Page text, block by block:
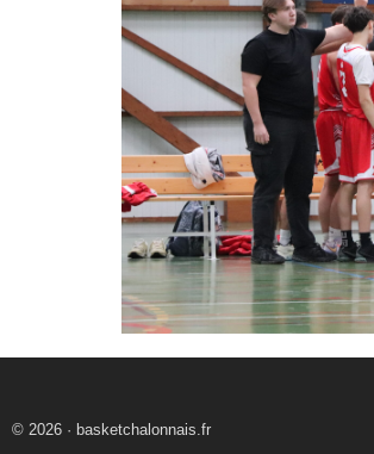
© 2026 · basketchalonnais.fr